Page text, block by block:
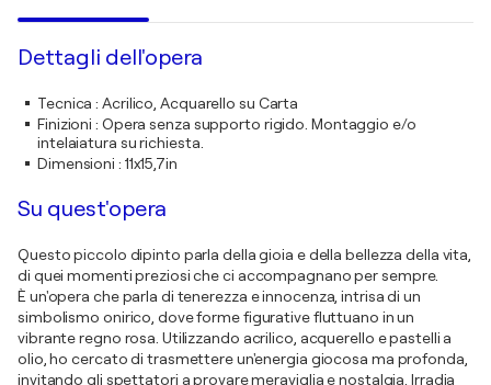
Dettagli dell'opera
Tecnica :Acrilico, Acquarello su Carta
Finizioni : Opera senza supporto rigido. Montaggio e/o
intelaiatura su richiesta.
Dimensioni : 11x15,7in
Su quest'opera
Questo piccolo dipinto parla della gioia e della bellezza della vita,
di quei momenti preziosi che ci accompagnano per sempre.
È un'opera che parla di tenerezza e innocenza, intrisa di un
simbolismo onirico, dove forme figurative fluttuano in un
vibrante regno rosa. Utilizzando acrilico, acquerello e pastelli a
olio, ho cercato di trasmettere un'energia giocosa ma profonda,
invitando gli spettatori a provare meraviglia e nostalgia. Irradia